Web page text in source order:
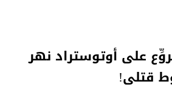
على أوتوستراد نهر
قتلى!